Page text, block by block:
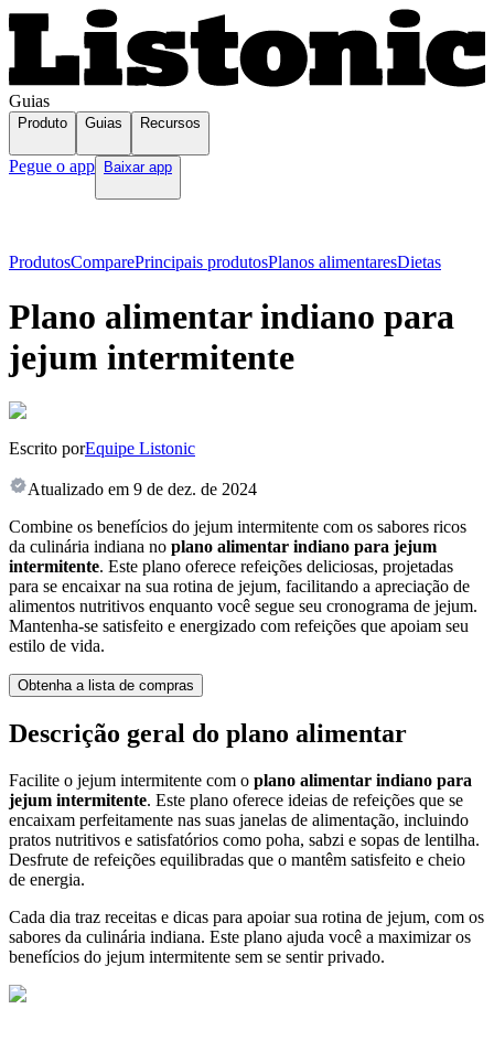
Guias
Produto Guias Recursos
Pegue o app Baixar app
ProdutosComparePrincipais produtosPlanos alimentaresDietas
Plano alimentar indiano para
jejum intermitente
Escrito porEquipe Listonic
Atualizado em 9 de dez. de 2024
Combine os benefícios do jejum intermitente com os sabores ricos
da culinária indiana no plano alimentar indiano para jejum
intermitente. Este plano oferece refeições deliciosas, projetadas
para se encaixar na sua rotina de jejum, facilitando a apreciação de
alimentos nutritivos enquanto você segue seu cronograma de jejum.
Mantenha-se satisfeito e energizado com refeições que apoiam seu
estilo de vida.
Obtenha a lista de compras
Descrição geral do plano alimentar
Facilite o jejum intermitente com o plano alimentar indiano para
jejum intermitente. Este plano oferece ideias de refeições que se
encaixam perfeitamente nas suas janelas de alimentação, incluindo
pratos nutritivos e satisfatórios como poha, sabzi e sopas de lentilha.
Desfrute de refeições equilibradas que o mantêm satisfeito e cheio
de energia.
Cada dia traz receitas e dicas para apoiar sua rotina de jejum, com os
sabores da culinária indiana. Este plano ajuda você a maximizar os
benefícios do jejum intermitente sem se sentir privado.